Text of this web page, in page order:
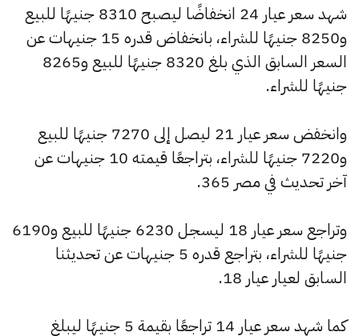
شهد سعر عيار 24 انخفاضًا ليصبح 8310 جنيهًا للبيع
و8250 جنيهًا للشراء، بانخفاض قدره 15 جنيهات عن
السعر السابق الذي بلغ 8320 جنيهًا للبيع و8265
جنيهًا للشراء.
وانخفض سعر عيار 21 ليصل إلى 7270 جنيهًا للبيع
و7220 جنيهًا للشراء، بتراجعًا قيمته 10 جنيهات عن
آخر تحديث في مصر 365.
وتراجع سعر عيار 18 ليسجل 6230 جنيهًا للبيع و6190
جنيهًا للشراء، بتراجع قدره 5 جنيهات عن تحديثنا
السابق لعيار عيار 18.
كما شهد سعر عيار 14 تراجعًا بقيمة 5 جنيهًا ليبلغ